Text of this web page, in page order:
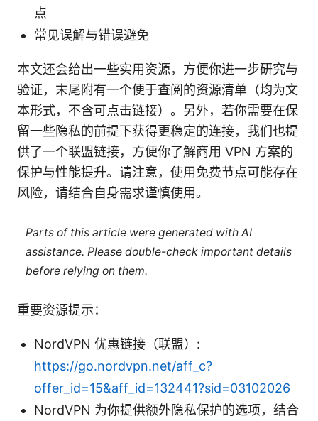
点
常见误解与错误避免
本文还会给出一些实用资源，方便你进一步研究与
验证，末尾附有一个便于查阅的资源清单（均为文
本形式，不含可点击链接）。另外，若你需要在保
留一些隐私的前提下获得更稳定的连接，我们也提
供了一个联盟链接，方便你了解商用 VPN 方案的
保护与性能提升。请注意，使用免费节点可能存在
风险，请结合自身需求谨慎使用。
Parts of this article were generated with AI
assistance. Please double-check important details
before relying on them.
重要资源提示：
NordVPN 优惠链接（联盟）:
https://go.nordvpn.net/aff_c?
offer_id=15&aff_id=132441?sid=03102026
NordVPN 为你提供额外隐私保护的选项，结合